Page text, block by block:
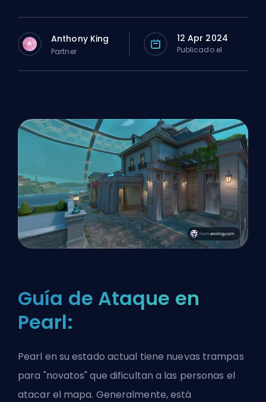
A Anthony King
Partner
12 Apr 2024
Publicado el
Guía de Ataque en
Pearl:
Pearl en su estado actual tiene nuevas trampas
para "novatos" que dificultan a las personas el
atacar el mapa. Generalmente, está